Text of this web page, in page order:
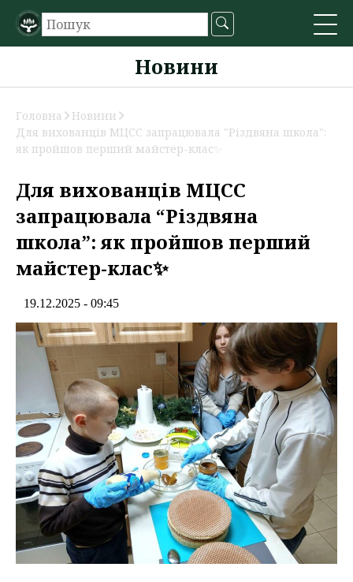
Новини
Головна
Новини
Для вихованців МЦСС запрацювала "Різдвяна школа":
як пройшов перший майстер-клас✨️
Для вихованців МЦСС
запрацювала “Різдвяна
школа”: як пройшов перший
майстер-клас✨️
19.12.2025 - 09:45